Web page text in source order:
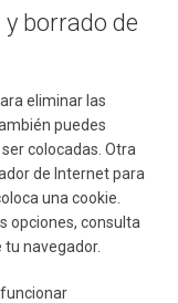
borrado de
eliminar las
puedes
colocadas. Otra
de Internet para
una cookie.
opciones, consulta
tu navegador.